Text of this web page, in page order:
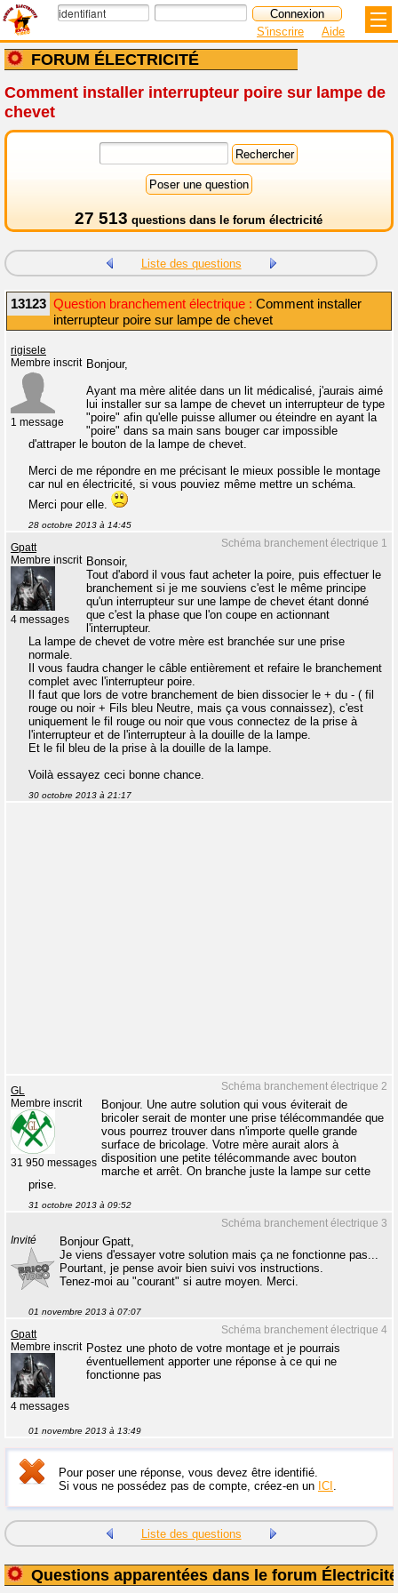
FORUM ÉLECTRICITÉ
S'inscrire Aide
Comment installer interrupteur poire sur lampe de
chevet
27 513 questions dans le forum électricité
Liste des questions
13123 Question branchement électrique : Comment installer
interrupteur poire sur lampe de chevet
rigisele
Membre inscrit
1 message
Bonjour,
Ayant ma mère alitée dans un lit médicalisé, j'aurais aimé
lui installer sur sa lampe de chevet un interrupteur de type
"poire" afin qu'elle puisse allumer ou éteindre en ayant la
"poire" dans sa main sans bouger car impossible
d'attraper le bouton de la lampe de chevet.
Merci de me répondre en me précisant le mieux possible le montage
car nul en électricité, si vous pouviez même mettre un schéma.
Merci pour elle.
28 octobre 2013 à 14:45
Schéma branchement électrique 1
Gpatt
Membre inscrit
4 messages
Bonsoir,
Tout d'abord il vous faut acheter la poire, puis effectuer le
branchement si je me souviens c'est le même principe
qu'un interrupteur sur une lampe de chevet étant donné
que c'est la phase que l'on coupe en actionnant
l'interrupteur.
La lampe de chevet de votre mère est branchée sur une prise
normale.
Il vous faudra changer le câble entièrement et refaire le branchement
complet avec l'interrupteur poire.
Il faut que lors de votre branchement de bien dissocier le + du - ( fil
rouge ou noir + Fils bleu Neutre, mais ça vous connaissez), c'est
uniquement le fil rouge ou noir que vous connectez de la prise à
l'interrupteur et de l'interrupteur à la douille de la lampe.
Et le fil bleu de la prise à la douille de la lampe.
Voilà essayez ceci bonne chance.
30 octobre 2013 à 21:17
Schéma branchement électrique 2
GL
Membre inscrit
31 950 messages
Bonjour. Une autre solution qui vous éviterait de
bricoler serait de monter une prise télécommandée que
vous pourrez trouver dans n'importe quelle grande
surface de bricolage. Votre mère aurait alors à
disposition une petite télécommande avec bouton
marche et arrêt. On branche juste la lampe sur cette
prise.
31 octobre 2013 à 09:52
Schéma branchement électrique 3
Invité
Bonjour Gpatt,
Je viens d'essayer votre solution mais ça ne fonctionne pas...
Pourtant, je pense avoir bien suivi vos instructions.
Tenez-moi au "courant" si autre moyen. Merci.
01 novembre 2013 à 07:07
Schéma branchement électrique 4
Gpatt
Membre inscrit
4 messages
Postez une photo de votre montage et je pourrais
éventuellement apporter une réponse à ce qui ne
fonctionne pas
01 novembre 2013 à 13:49
Pour poser une réponse, vous devez être identifié.
Si vous ne possédez pas de compte, créez-en un ICI .
Liste des questions
Questions apparentées dans le forum Électricité